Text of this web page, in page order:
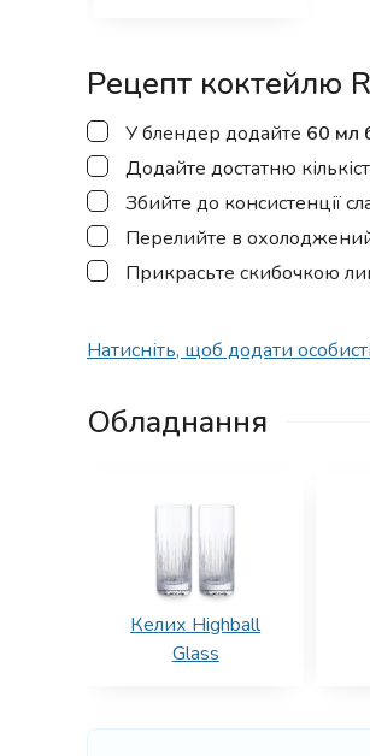
Рецепт коктейлю
▢
У блендер додайте 60 мл
▢
Додайте достатню
▢
Збийте до консистенції
▢
Перелийте в
▢
Прикрасьте скибочкою
Натисніть, щоб додати
Обладнання
Келих Highball
Glass